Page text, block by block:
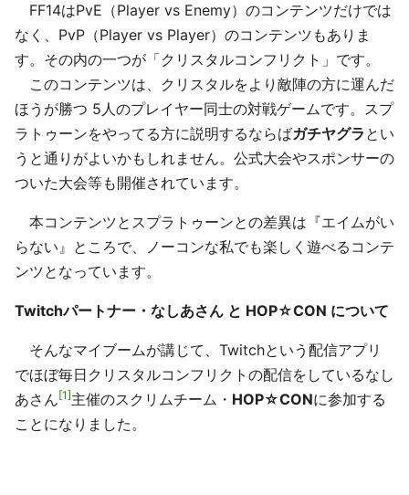
FF14はPvE（Player vs Enemy）のコンテンツだけでは
なく、PvP（Player vs Player）のコンテンツもありま
す。その内の一つが「クリスタルコンフリクト」です。
このコンテンツは、クリスタルをより敵陣の方に運んだ
ほうが勝つ 5人のプレイヤー同士の対戦ゲームです。スプ
ラトゥーンをやってる方に説明するならばガチヤグラ とい
うと通りがよいかもしれません。公式大会やスポンサーの
ついた大会等も開催されています。
本コンテンツとスプラトゥーンとの差異は『エイムがい
らない』ところで、ノーコンな私でも楽しく遊べるコンテ
ンツとなっています。
Twitchパートナー・なしあさん と HOP☆CON について
そんなマイブームが講じて、Twitchという配信アプリ
でほぼ毎日クリスタルコンフリクトの配信をしているなし
あさん 1 主催のスクリムチーム・ HOP☆CONに参加する
ことになりました。